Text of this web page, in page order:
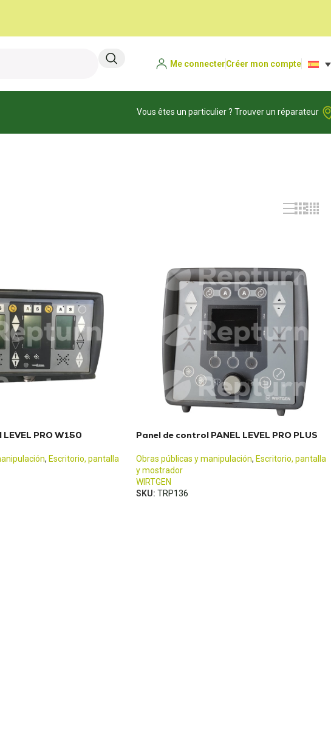
Me connecterCréer mon compte
Vous êtes un particulier ? Trouver un réparateur
PRO W150
, Escritorio, pantalla
Panel de control PANEL LEVEL PRO PLUS
Obras públicas y manipulación, Escritorio, pantalla
y mostrador
WIRTGEN
SKU: TRP136